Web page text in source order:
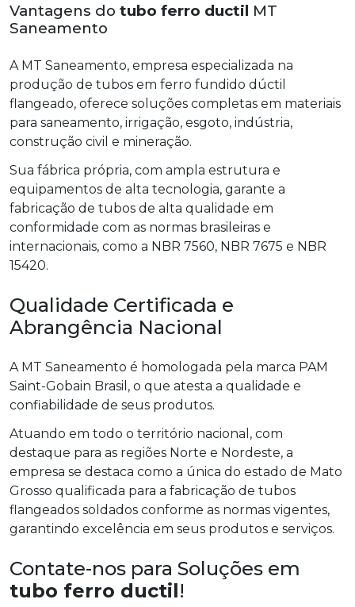
Vantagens do tubo ferro ductil MT
Saneamento
A MT Saneamento, empresa especializada na
produção de tubos em ferro fundido dúctil
flangeado, oferece soluções completas em materiais
para saneamento, irrigação, esgoto, indústria,
construção civil e mineração.
Sua fábrica própria, com ampla estrutura e
equipamentos de alta tecnologia, garante a
fabricação de tubos de alta qualidade em
conformidade com as normas brasileiras e
internacionais, como a NBR 7560, NBR 7675 e NBR
15420.
Qualidade Certificada e
Abrangência Nacional
A MT Saneamento é homologada pela marca PAM
Saint-Gobain Brasil, o que atesta a qualidade e
confiabilidade de seus produtos.
Atuando em todo o território nacional, com
destaque para as regiões Norte e Nordeste, a
empresa se destaca como a única do estado de Mato
Grosso qualificada para a fabricação de tubos
flangeados soldados conforme as normas vigentes,
garantindo excelência em seus produtos e serviços.
Contate-nos para Soluções em
tubo ferro ductil!